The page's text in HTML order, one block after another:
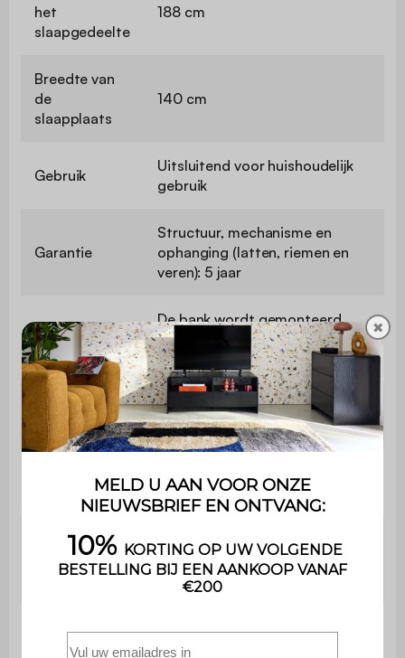
het
slaapgedeelte
188 cm
Breedte van
de
slaapplaats
140 cm
Gebruik
Uitsluitend voor huishoudelijk
gebruik
Garantie
Structuur, mechanisme en
ophanging (latten, riemen en
veren): 5 jaar
Montage
De bank wordt gemonteerd
geleverd, alleen de poten
moeten worden bevestigd
Geleverd
matras
Ja
8
Aantal
elastische
banden
4
zitkussens
1
✖